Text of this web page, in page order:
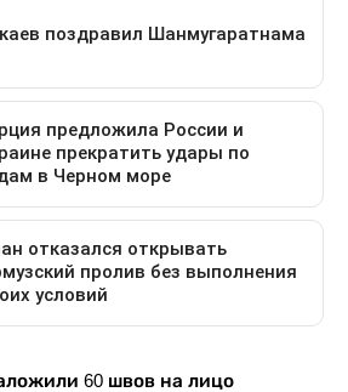
60 швов на лицо